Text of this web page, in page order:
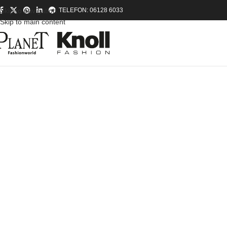
Skip to navigation
Skip to main content
TELEFON: 06128 6033